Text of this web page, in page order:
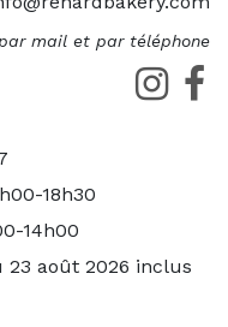
mail et par téléphone
18h30
14h00
23 août 2026 inclus